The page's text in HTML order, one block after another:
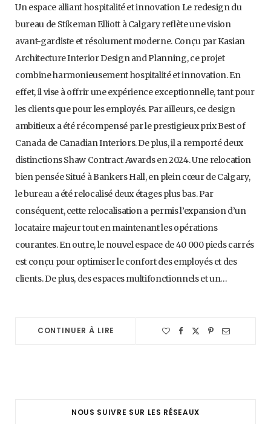
Un espace alliant hospitalité et innovation Le redesign du
bureau de Stikeman Elliott à Calgary reflète une vision
avant-gardiste et résolument moderne. Conçu par Kasian
Architecture Interior Design and Planning, ce projet
combine harmonieusement hospitalité et innovation. En
effet, il vise à offrir une expérience exceptionnelle, tant pour
les clients que pour les employés. Par ailleurs, ce design
ambitieux a été récompensé par le prestigieux prix Best of
Canada de Canadian Interiors. De plus, il a remporté deux
distinctions Shaw Contract Awards en 2024. Une relocation
bien pensée Situé à Bankers Hall, en plein cœur de Calgary,
le bureau a été relocalisé deux étages plus bas. Par
conséquent, cette relocalisation a permis l’expansion d’un
locataire majeur tout en maintenant les opérations
courantes. En outre, le nouvel espace de 40 000 pieds carrés
est conçu pour optimiser le confort des employés et des
clients. De plus, des espaces multifonctionnels et un…
CONTINUER À LIRE
NOUS SUIVRE SUR LES RÉSEAUX